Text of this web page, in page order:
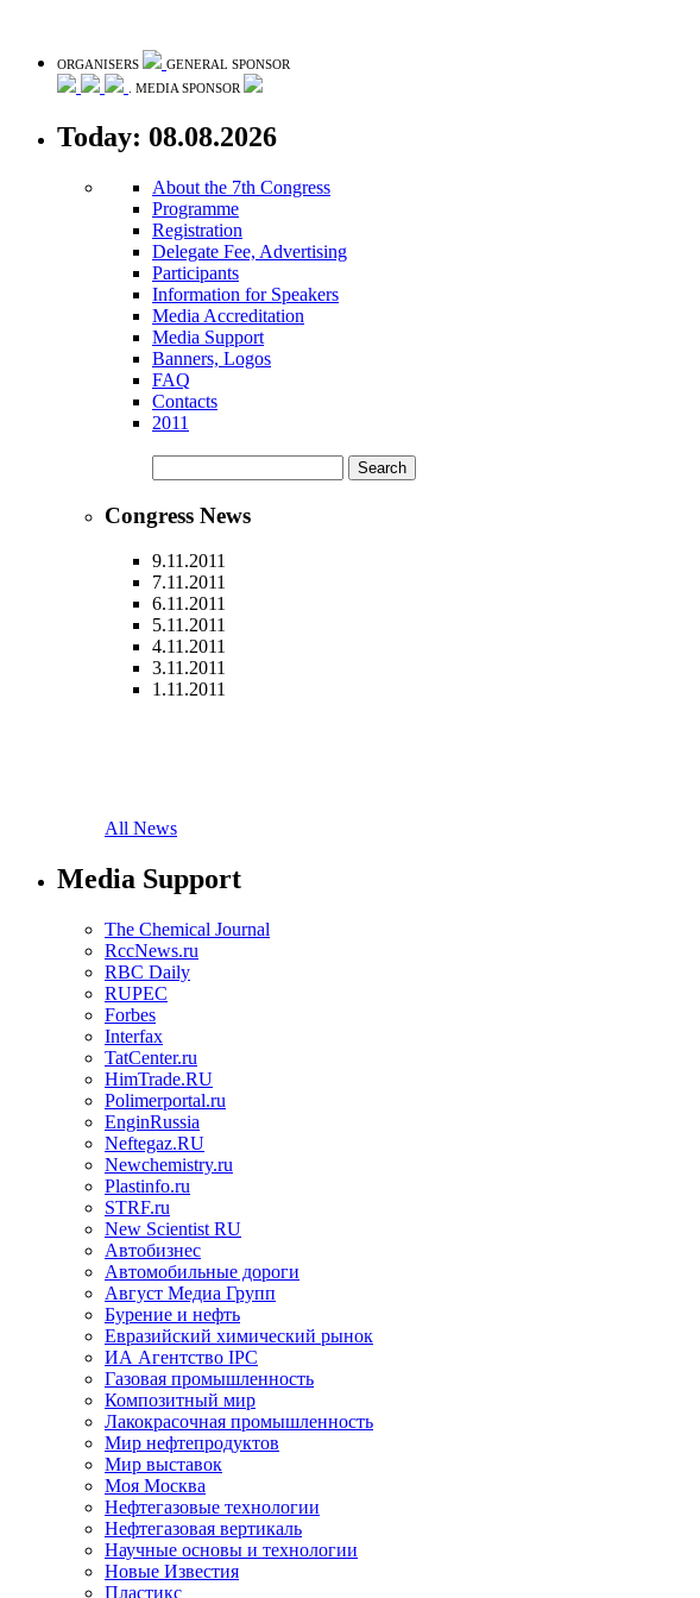
ORGANISERS
GENERAL SPONSOR
. MEDIA SPONSOR
Today: 08.08.2026
About the 7th Congress
Programme
Registration
Delegate Fee, Advertising
Participants
Information for Speakers
Media Accreditation
Media Support
Banners, Logos
FAQ
Contacts
2011
Congress News
9.11.2011
7.11.2011
6.11.2011
5.11.2011
4.11.2011
3.11.2011
1.11.2011
All News
Media Support
The Chemical Journal
RccNews.ru
RBC Daily
RUPEC
Forbes
Interfax
TatCenter.ru
HimTrade.RU
Polimerportal.ru
EnginRussia
Neftegaz.RU
Newchemistry.ru
Plastinfo.ru
STRF.ru
New Scientist RU
Автобизнес
Автомобильные дороги
Август Медиа Групп
Бурение и нефть
Евразийский химический рынок
ИА Агентство IPC
Газовая промышленность
Композитный мир
Лакокрасочная промышленность
Мир нефтепродуктов
Мир выставок
Моя Москва
Нефтегазовые технологии
Нефтегазовая вертикаль
Научные основы и технологии
Новые Известия
Пластикс